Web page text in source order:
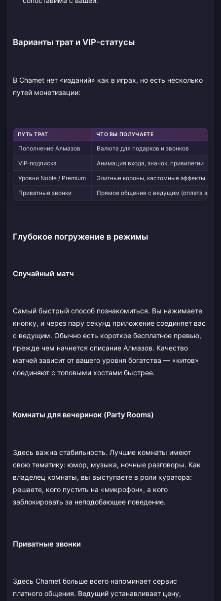
Варианты трат и VIP-статусы
В Chamet нет «изданий» как в играх, но есть несколько
путей монетизации:
ПУТЬ ТРАТ ЧТО ВЫ ПОЛУЧАЕТЕ
Пополнение Алмазов
Валюта для подарков и звонков
VIP-подписка
Анимация входа, значок, привилегии
Уровни Noble / Premium
Элитные короны, кастомные эффекты
Приватные звонки
Прямое общение с ведущим (оплата за
Глубокое погружение в режимы
Случайный матч
Самый быстрый способ познакомиться. Вы нажимаете
кнопку, и через пару секунд приложение соединяет вас
с ведущим. Обычно есть короткое бесплатное превью,
прежде чем начнется списание Алмазов. Качество
матчей зависит от вашего уровня богатства — «китов»
соединяют с топовыми хостами быстрее.
Комнаты для вечеринок (Party Rooms)
Здесь важна стабильность. Лучшие комнаты имеют
свою тематику: юмор, музыка, ночные разговоры. Как
владелец комнаты, вы выступаете в роли куратора:
решаете, кого пустить на «микрофон», а кого
заблокировать за неподобающее поведение.
Приватные звонки
Здесь Chamet больше всего напоминает сервис
платного общения. Ведущий устанавливает цену,